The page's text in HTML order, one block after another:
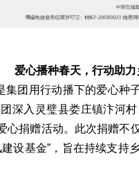
爱心播种春天，行动助
团用行动播下的爱心种
深入灵璧县娄庄镇汴河
心捐赠活动。此次捐赠
设基金”，旨在持续支持